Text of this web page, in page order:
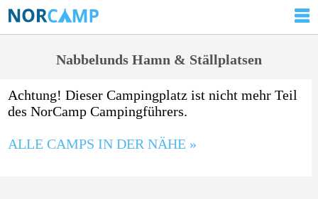
Nabbelunds Hamn & Ställplatsen
Achtung! Dieser Campingplatz ist nicht mehr Teil
des NorCamp Campingführers.
ALLE CAMPS IN DER NÄHE »